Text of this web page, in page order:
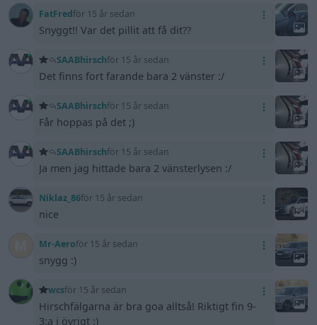
FatFredför 15 år sedan
Snyggt!! Var det pillit att få dit??
SAABhirschför 15 år sedan
Det finns fort farande bara 2 vänster :/
SAABhirschför 15 år sedan
Får hoppas på det ;)
SAABhirschför 15 år sedan
Ja men jag hittade bara 2 vänsterlysen :/
Niklaz_86för 15 år sedan
nice
Mr-Aeroför 15 år sedan
snygg :)
wcsför 15 år sedan
Hirschfälgarna är bra goa alltså! Riktigt fin 9-
3:a i övrigt :)